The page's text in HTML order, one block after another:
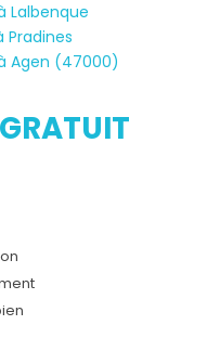
Lalbenque
Pradines
Agen (47000)